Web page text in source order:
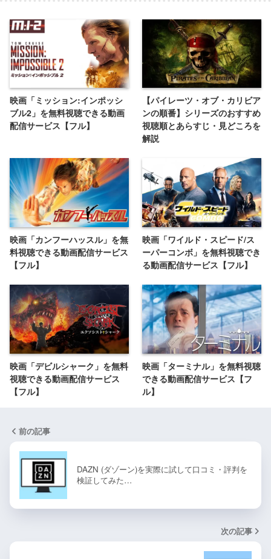
映画「ミッション:インポッシ
ブル2」を無料視聴できる動画
配信サービス【フル】
【パイレーツ・オブ・カリビア
ンの順番】シリーズのおすすめ
視聴順とあらすじ・見どころを
解説
映画「カンフーハッスル」を無
料視聴できる動画配信サービス
【フル】
映画「ワイルド・スピード/ス
ーパーコンボ」を無料視聴でき
る動画配信サービス【フル】
映画「デビルシャーク」を無料
視聴できる動画配信サービス
【フル】
映画「ターミナル」を無料視聴
できる動画配信サービス【フ
ル】
前の記事
DAZN (ダゾーン)を実際に試して口コミ・評判を
検証してみた…
次の記事